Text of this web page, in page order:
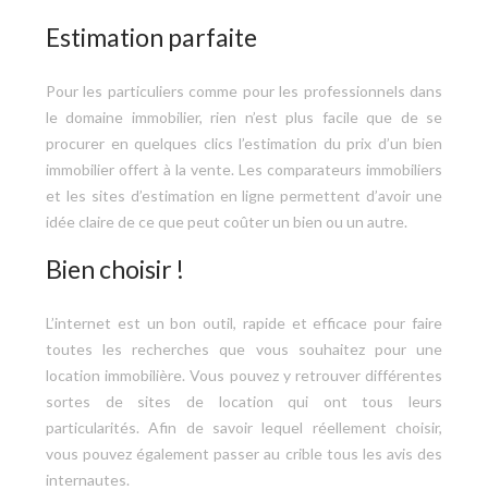
Estimation parfaite
Pour les particuliers comme pour les professionnels dans
le domaine immobilier, rien n’est plus facile que de se
procurer en quelques clics l’estimation du prix d’un bien
immobilier offert à la vente. Les comparateurs immobiliers
et les sites d’estimation en ligne permettent d’avoir une
idée claire de ce que peut coûter un bien ou un autre.
Bien choisir !
L’internet est un bon outil, rapide et efficace pour faire
toutes les recherches que vous souhaitez pour une
location immobilière. Vous pouvez y retrouver différentes
sortes de sites de location qui ont tous leurs
particularités. Afin de savoir lequel réellement choisir,
vous pouvez également passer au crible tous les avis des
internautes.